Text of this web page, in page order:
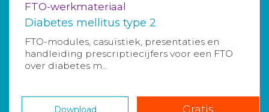
FTO-werkmateriaal
Diabetes mellitus type 2
FTO-modules, casuïstiek, presentaties en
handleiding prescriptiecijfers voor een FTO
over diabetes m...
Download